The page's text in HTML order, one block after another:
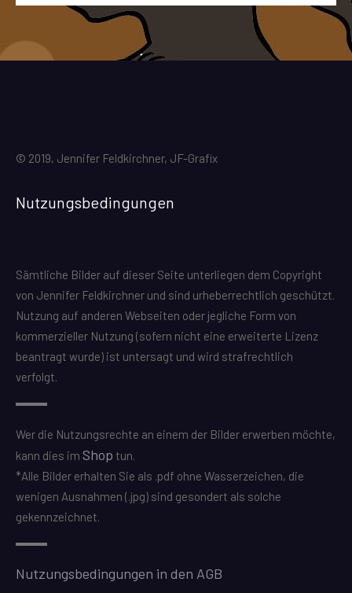
© 2019, Jennifer Feldkirchner, JF-Grafix
Nutzungsbedingungen
Sämtliche Bilder auf dieser Seite unterliegen dem Copyright
von Jennifer Feldkirchner und sind urheberrechtlich geschützt.
Nutzung auf anderen Webseiten oder jegliche Form von
kommerzieller Nutzung (sofern nicht eine erweiterte Lizenz
beantragt wurde) ist untersagt und wird strafrechtlich
verfolgt.
Wer die Nutzungsrechte an einem der Bilder erwerben möchte,
kann dies im Shop tun.
*Alle Bilder erhalten Sie als .pdf ohne Wasserzeichen, die
wenigen Ausnahmen (.jpg) sind gesondert als solche
gekennzeichnet.
Nutzungsbedingungen in den AGB